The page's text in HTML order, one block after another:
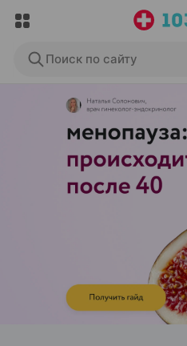
Поиск по сайту
ЭФФЕКТИВНАЯ